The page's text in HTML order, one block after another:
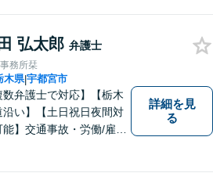
せください。
弘太郎 弁護士
務所栞
木県|宇都宮市
数弁護士で対応】【栃木
沿い】【土日祝日夜間対
能】交通事故・労働/雇用
詳細を見
る